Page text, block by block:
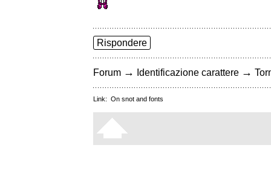
Rispondere
Forum → Identificazione carattere →
Link: On snot and fonts